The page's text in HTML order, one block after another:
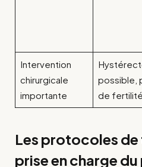
Intervention
chirurgicale
importante
possible,
de fertilité
Les protocoles
prise en charge